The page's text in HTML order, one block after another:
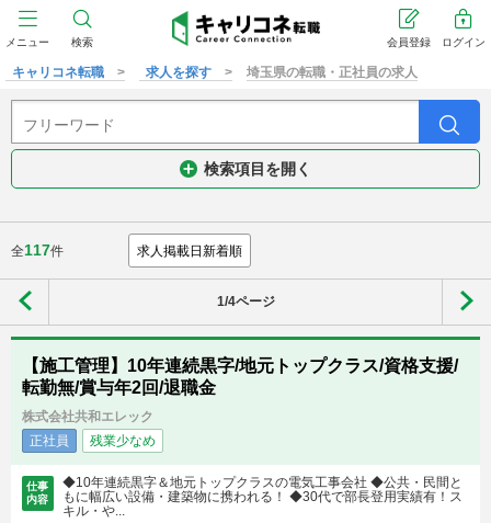
メニュー 検索 ログイン
会員登録
キャリコネ転職 求人を探す 埼玉県の転職・正社員の求人
検索項目を開く
全117件
1/4ページ
【施工管理】10年連続黒字/地元トップクラス/資格支援/
転勤無/賞与年2回/退職金
株式会社共和エレック
正社員
残業少なめ
仕事
内容
◆10年連続黒字＆地元トップクラスの電気工事会社 ◆公共・民間と
もに幅広い設備・建築物に携われる！ ◆30代で部長登用実績有！ス
キル・や...